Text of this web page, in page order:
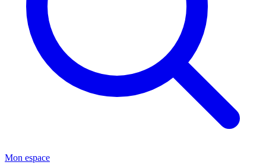
Mon espace